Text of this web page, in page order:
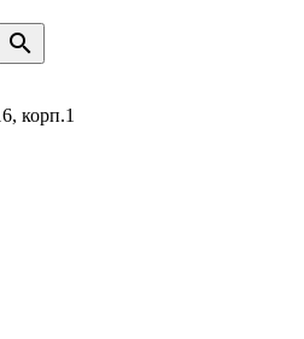
корп.1